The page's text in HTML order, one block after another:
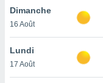
de
Dimanche
16 Août
Lundi
17 Août